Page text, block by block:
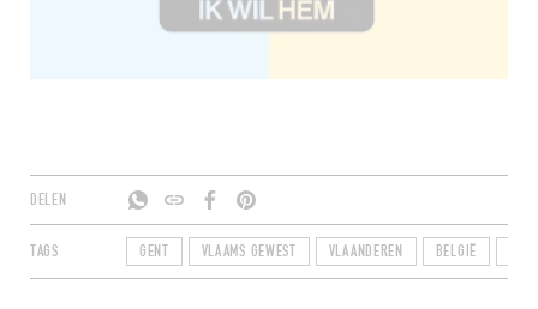
DELEN
TAGS GENT VLAAMS GEWEST VLAANDEREN BELGIË